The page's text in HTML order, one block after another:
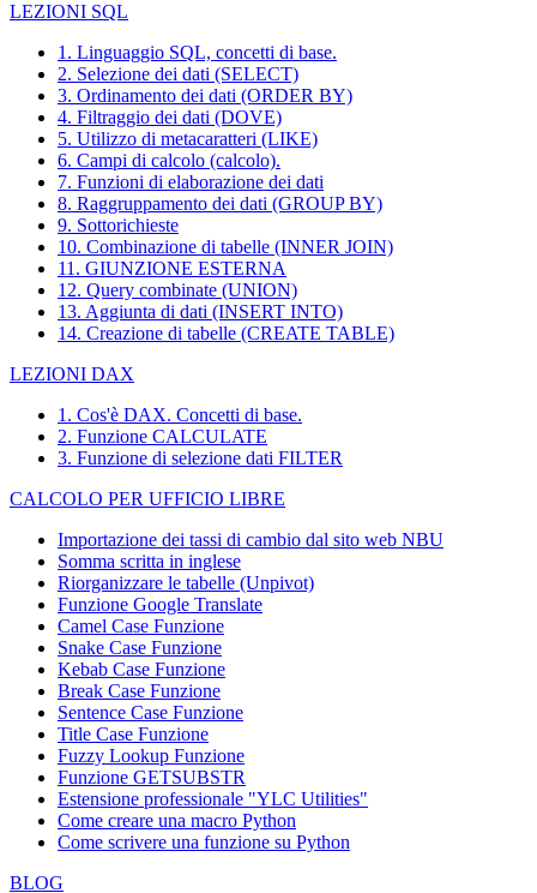
LEZIONI SQL
1. Linguaggio SQL, concetti di base.
2. Selezione dei dati (SELECT)
3. Ordinamento dei dati (ORDER BY)
4. Filtraggio dei dati (DOVE)
5. Utilizzo di metacaratteri (LIKE)
6. Campi di calcolo (calcolo).
7. Funzioni di elaborazione dei dati
8. Raggruppamento dei dati (GROUP BY)
9. Sottorichieste
10. Combinazione di tabelle (INNER JOIN)
11. GIUNZIONE ESTERNA
12. Query combinate (UNION)
13. Aggiunta di dati (INSERT INTO)
14. Creazione di tabelle (CREATE TABLE)
LEZIONI DAX
1. Cos'è DAX. Concetti di base.
2. Funzione CALCULATE
3. Funzione di selezione dati FILTER
CALCOLO PER UFFICIO LIBRE
Importazione dei tassi di cambio dal sito web NBU
Somma scritta in inglese
Riorganizzare le tabelle (Unpivot)
Funzione Google Translate
Camel Case Funzione
Snake Case Funzione
Kebab Case Funzione
Break Case Funzione
Sentence Case Funzione
Title Case Funzione
Fuzzy Lookup Funzione
Funzione GETSUBSTR
Estensione professionale "YLC Utilities"
Come creare una macro Python
Come scrivere una funzione su Python
BLOG